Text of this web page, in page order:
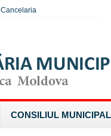
Cancelaria
CONSILIUL MUNICIPAL